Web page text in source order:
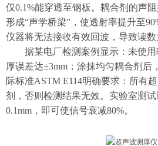
仅0.1%能穿透至钢板。耦合剂的声
形成“声学桥梁”，使透射率提升至
仪器将无法接收有效回波，导致读数
据某电厂检测案例显示：未使用
厚误差达±3mm；涂抹均匀耦合剂后
际标准ASTM E114明确要求：所有
剂，否则检测结果无效。实验室测
0.1mm，即可使信号衰减80%。